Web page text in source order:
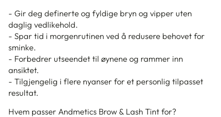
- Gir deg definerte og fyldige bryn og vipper uten
daglig vedlikehold.
- Spar tid i morgenrutinen ved å redusere behovet for
sminke.
- Forbedrer utseendet til øynene og rammer inn
ansiktet.
- Tilgjengelig i flere nyanser for et personlig tilpasset
resultat.
Hvem passer Andmetics Brow & Lash Tint for?